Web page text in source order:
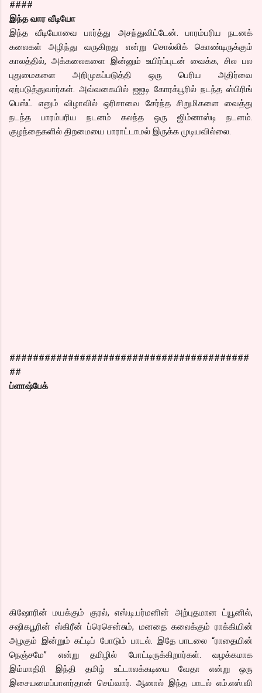
####
இந்த வார வீடியோ
இந்த வீடியோவை பார்த்து அசந்துவிட்டேன். பாரம்பரிய நடனக்
கலைகள் அழிந்து வருகிறது என்று சொல்லிக் கொண்டிருக்கும்
காலத்தில், அக்கலைகளை இன்னும் உயிர்ப்புடன் வைக்க, சில பல
புதுமைகளை அறிமுகப்படுத்தி ஒரு பெரிய அதிர்வை
ஏற்படுத்துவார்கள். அவ்வகையில் ஐஐடி கோரக்பூரில் நடந்த ஸ்பிரிங்
பெஸ்ட் எனும் விழாவில் ஒரிசாவை சேர்ந்த சிறுமிகளை வைத்து
நடந்த பாரம்பரிய நடனம் கலந்த ஒரு ஜிம்னாஸ்டி நடனம்.
குழந்தைகளில் திறமையை பாராட்டாமல் இருக்க முடியவில்லை.
#########################################
##
ப்ளாஷ்பேக்
கிஷோரின் மயக்கும் குரல், எஸ்.டி.பர்மனின் அற்புதமான ட்யூனில்,
சஷிகபூரின் ஸ்கிரீன் ப்ரெசென்சும், மனதை கலைக்கும் ராக்கியின்
அழகும் இன்றும் கட்டிப் போடும் பாடல். இதே பாடலை “ராதையின்
நெஞ்சமே” என்று தமிழில் போட்டிருக்கிறார்கள். வழக்கமாக
இம்மாதிரி இந்தி தமிழ் உட்டாலக்கடியை வேதா என்று ஒரு
இசையமைப்பாளர்தான் செய்வார். ஆனால் இந்த பாடல் எம்.எஸ்.வி